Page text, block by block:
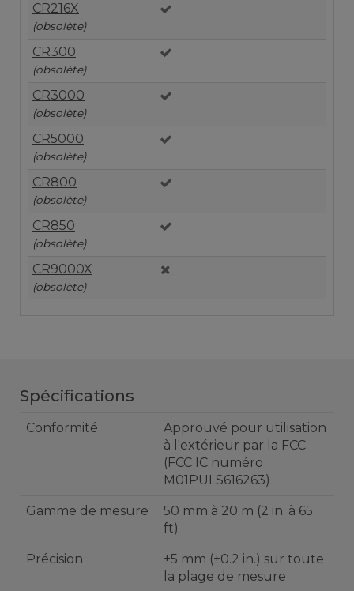
CR216X
(obsolète)
CR300
(obsolète)
CR3000
(obsolète)
CR5000
(obsolète)
CR800
(obsolète)
CR850
(obsolète)
CR9000X
(obsolète)
Spécifications
Conformité
Approuvé pour utilisation
à l'extérieur par la FCC
(FCC IC numéro
M01PULS616263)
Gamme de mesure
50 mm à 20 m (2 in. à 65
ft)
Précision
±5 mm (±0.2 in.) sur toute
la plage de mesure